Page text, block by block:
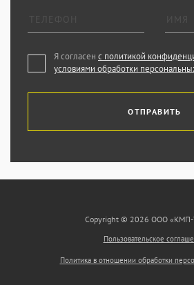
Я согласен с политикой
условиями обработки
ОТПРАВИТЬ
Copyright © 2026 ООО
Пользовательское
Политика в отношении обработки